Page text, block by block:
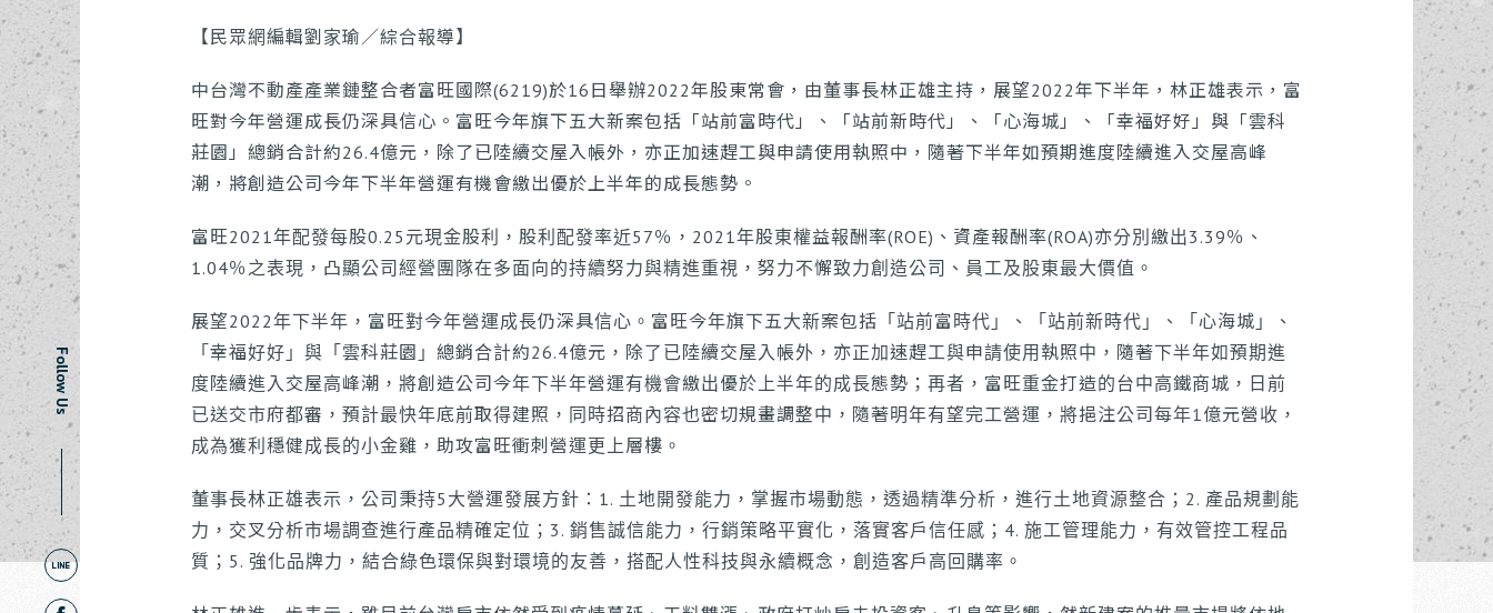
Follow Us
【民眾網編輯劉家瑜／綜合報導】
中台灣不動產產業鏈整合者富旺國際(6219)於16日舉辦2022年股東常會，由董事長林正雄主持，展望2022年下半年，林正雄表示，富
旺對今年營運成長仍深具信心。富旺今年旗下五大新案包括「站前富時代」、「站前新時代」、「心海城」、「幸福好好」與「雲科
莊園」總銷合計約26.4億元，除了已陸續交屋入帳外，亦正加速趕工與申請使用執照中，隨著下半年如預期進度陸續進入交屋高峰
潮，將創造公司今年下半年營運有機會繳出優於上半年的成長態勢。
富旺2021年配發每股0.25元現金股利，股利配發率近57％，2021年股東權益報酬率(ROE)、資產報酬率(ROA)亦分別繳出3.39％、
1.04％之表現，凸顯公司經營團隊在多面向的持續努力與精進重視，努力不懈致力創造公司、員工及股東最大價值。
展望2022年下半年，富旺對今年營運成長仍深具信心。富旺今年旗下五大新案包括「站前富時代」、「站前新時代」、「心海城」、
「幸福好好」與「雲科莊園」總銷合計約26.4億元，除了已陸續交屋入帳外，亦正加速趕工與申請使用執照中，隨著下半年如預期進
度陸續進入交屋高峰潮，將創造公司今年下半年營運有機會繳出優於上半年的成長態勢；再者，富旺重金打造的台中高鐵商城，日前
已送交市府都審，預計最快年底前取得建照，同時招商內容也密切規畫調整中，隨著明年有望完工營運，將挹注公司每年1億元營收，
成為獲利穩健成長的小金雞，助攻富旺衝刺營運更上層樓。
董事長林正雄表示，公司秉持5大營運發展方針：1. 土地開發能力，掌握市場動態，透過精準分析，進行土地資源整合；2. 產品規劃能
力，交叉分析市場調查進行產品精確定位；3. 銷售誠信能力，行銷策略平實化，落實客戶信任感；4. 施工管理能力，有效管控工程品
質；5. 強化品牌力，結合綠色環保與對環境的友善，搭配人性科技與永續概念，創造客戶高回購率。